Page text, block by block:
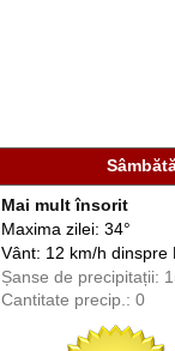
Mai mult însorit
Maxima zilei: 34°
Vânt: 12 km/h dinspre
Șanse de precipitații:
Cantitate precip.: 0